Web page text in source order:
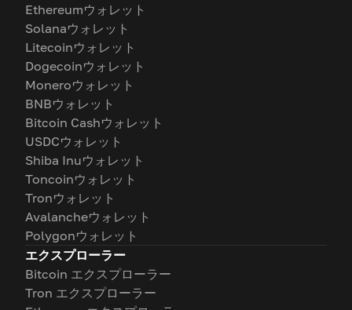
Ethereumウォレット
Solanaウォレット
Litecoinウォレット
Dogecoinウォレット
Moneroウォレット
BNBウォレット
Bitcoin Cashウォレット
USDCウォレット
Shiba Inuウォレット
Toncoinウォレット
Tronウォレット
Avalancheウォレット
Polygonウォレット
エクスプローラー
Bitcoin エクスプローラー
Tron エクスプローラー